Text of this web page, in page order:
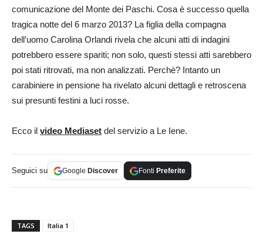
comunicazione del Monte dei Paschi. Cosa è successo quella
tragica notte del 6 marzo 2013? La figlia della compagna
dell’uomo Carolina Orlandi rivela che alcuni atti di indagini
potrebbero essere spariti; non solo, questi stessi atti sarebbero
poi stati ritrovati, ma non analizzati. Perchè? Intanto un
carabiniere in pensione ha rivelato alcuni dettagli e retroscena
sui presunti festini a luci rosse.
Ecco il video Mediaset del servizio a Le Iene.
Seguici su Google Discover Fonti Preferite
TAGS Italia 1